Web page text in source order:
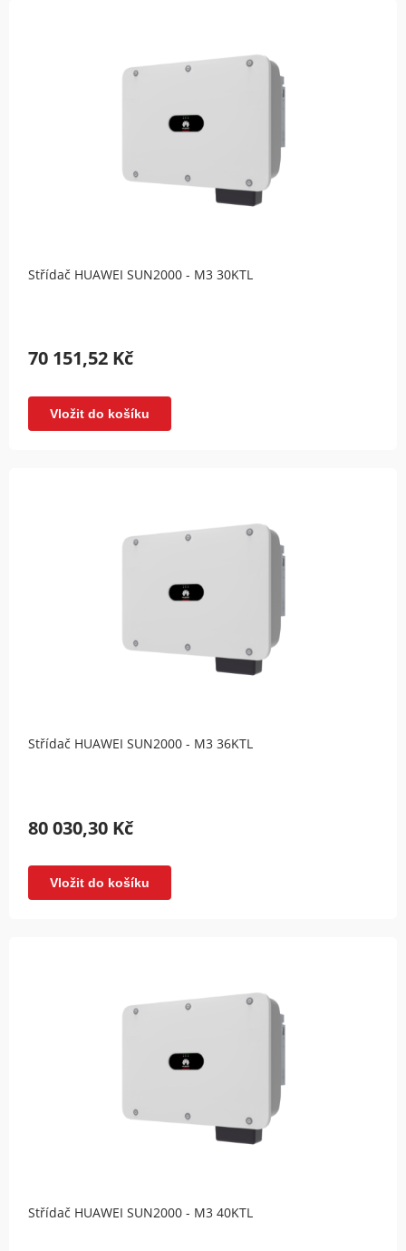
Střídač HUAWEI SUN2000 - M3 30KTL
70 151,52 Kč
Vložit do košíku
Střídač HUAWEI SUN2000 - M3 36KTL
80 030,30 Kč
Vložit do košíku
Střídač HUAWEI SUN2000 - M3 40KTL